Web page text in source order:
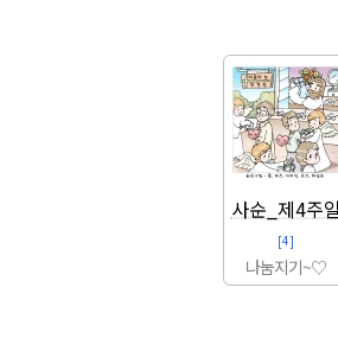
사순_제4주일
[4]
나눔지기~♡